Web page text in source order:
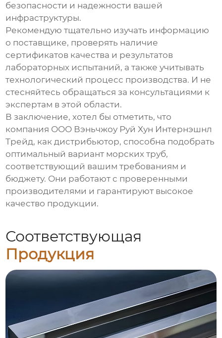
безопасности и надежности вашей
инфраструктуры.
Рекомендую тщательно изучать информацию
о поставщике, проверять наличие
сертификатов качества и результатов
лабораторных испытаний, а также учитывать
технологический процесс производства. И не
стесняйтесь обращаться за консультациями к
экспертам в этой области.
В заключение, хотел бы отметить, что
компания ООО Вэньчжоу Руй Хун Интернэшнл
Трейд, как дистрибьютор, способна подобрать
оптимальный вариант морских труб,
соответствующий вашим требованиям и
бюджету. Они работают с проверенными
производителями и гарантируют высокое
качество продукции.
Соответствующая
Продукция